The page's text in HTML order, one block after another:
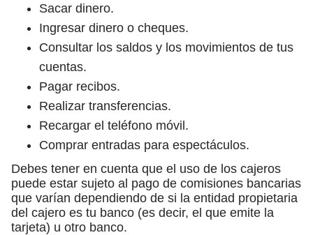
Sacar dinero.
Ingresar dinero o cheques.
Consultar los saldos y los movimientos de tus
cuentas.
Pagar recibos.
Realizar transferencias.
Recargar el teléfono móvil.
Comprar entradas para espectáculos.
Debes tener en cuenta que el uso de los cajeros
puede estar sujeto al pago de comisiones bancarias
que varían dependiendo de si la entidad propietaria
del cajero es tu banco (es decir, el que emite la
tarjeta) u otro banco.